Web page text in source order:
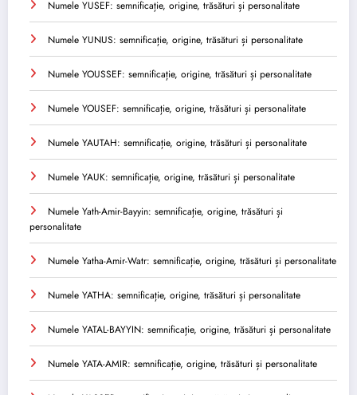
Numele YUSEF: semnificație, origine, trăsături și personalitate
Numele YUNUS: semnificație, origine, trăsături și personalitate
Numele YOUSSEF: semnificație, origine, trăsături și personalitate
Numele YOUSEF: semnificație, origine, trăsături și personalitate
Numele YAUTAH: semnificație, origine, trăsături și personalitate
Numele YAUK: semnificație, origine, trăsături și personalitate
Numele Yath-Amir-Bayyin: semnificație, origine, trăsături și
personalitate
Numele Yatha-Amir-Watr: semnificație, origine, trăsături și personalitate
Numele YATHA: semnificație, origine, trăsături și personalitate
Numele YATAL-BAYYIN: semnificație, origine, trăsături și personalitate
Numele YATA-AMIR: semnificație, origine, trăsături și personalitate